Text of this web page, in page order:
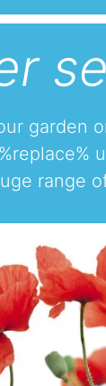
garden
range